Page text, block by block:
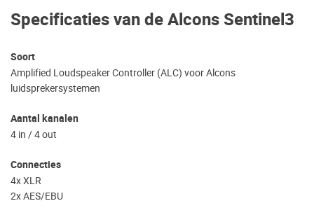
Specificaties van de Alcons Sentinel3
Soort
Amplified Loudspeaker Controller (ALC) voor Alcons
luidsprekersystemen
Aantal kanalen
4 in / 4 out
Connecties
4x XLR
2x AES/EBU